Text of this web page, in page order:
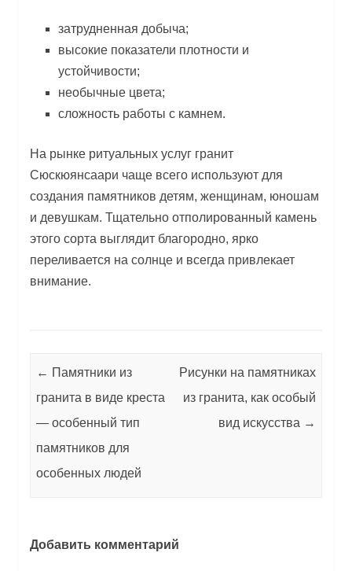
затрудненная добыча;
высокие показатели плотности и
устойчивости;
необычные цвета;
сложность работы с камнем.
На рынке ритуальных услуг гранит
Сюскюянсаари чаще всего используют для
создания памятников детям, женщинам, юношам
и девушкам. Тщательно отполированный камень
этого сорта выглядит благородно, ярко
переливается на солнце и всегда привлекает
внимание.
Post navigation
← Памятники из
гранита в виде креста
— особенный тип
памятников для
особенных людей
Рисунки на памятниках
из гранита, как особый
вид искусства →
Добавить комментарий